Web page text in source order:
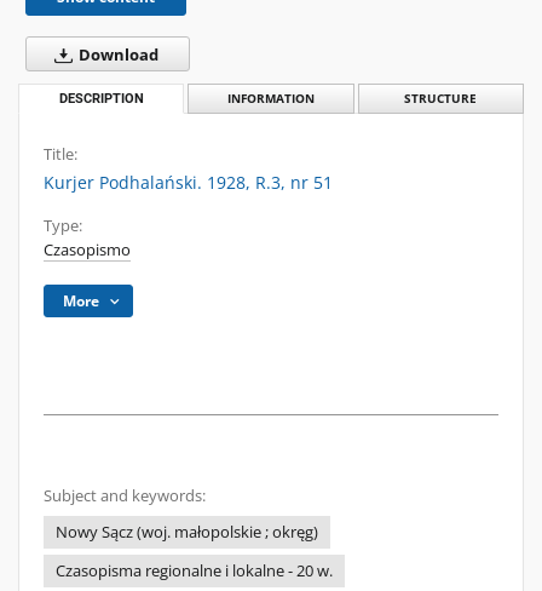
Download
DESCRIPTION INFORMATION STRUCTURE
Title:
Kurjer Podhalański. 1928, R.3, nr 51
Type:
Czasopismo
More
Subject and keywords:
Nowy Sącz (woj. małopolskie ; okręg)
Czasopisma regionalne i lokalne - 20 w.